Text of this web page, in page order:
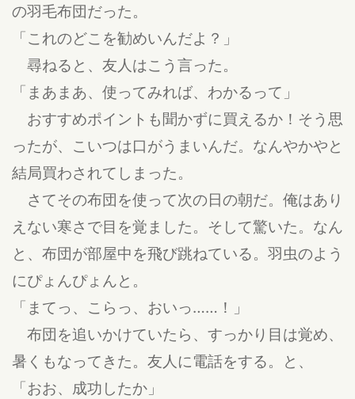
の羽毛布団だった。
「これのどこを勧めいんだよ？」
尋ねると、友人はこう言った。
「まあまあ、使ってみれば、わかるって」
おすすめポイントも聞かずに買えるか！そう思
ったが、こいつは口がうまいんだ。なんやかやと
結局買わされてしまった。
さてその布団を使って次の日の朝だ。俺はあり
えない寒さで目を覚ました。そして驚いた。なん
と、布団が部屋中を飛び跳ねている。羽虫のよう
にぴょんぴょんと。
「まてっ、こらっ、おいっ……！」
布団を追いかけていたら、すっかり目は覚め、
暑くもなってきた。友人に電話をする。と、
「おお、成功したか」